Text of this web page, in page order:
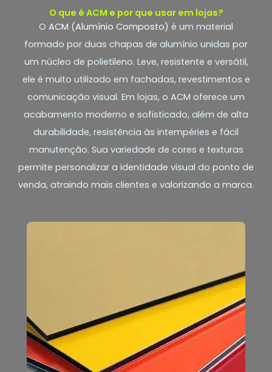
O que é ACM e por que usar em lojas?
O ACM (Alumínio Composto) é um material
formado por duas chapas de alumínio unidas por
um núcleo de polietileno. Leve, resistente e versátil,
ele é muito utilizado em fachadas, revestimentos e
comunicação visual. Em lojas, o ACM oferece um
acabamento moderno e sofisticado, além de alta
durabilidade, resistência às intempéries e fácil
manutenção. Sua variedade de cores e texturas
permite personalizar a identidade visual do ponto de
venda, atraindo mais clientes e valorizando a marca.